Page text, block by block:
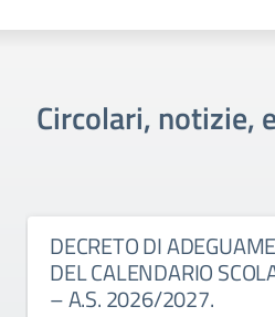
Circolari, notizie,
DECRETO DI
DEL CALENDARIO
– A.S. 2026/2027.